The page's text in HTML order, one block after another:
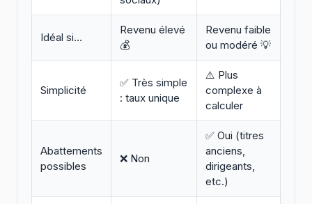
Idéal si…
Revenu élevé
💰
Revenu faible
ou modéré 💡
Simplicité
✅ Très simple
: taux unique
⚠️ Plus
complexe à
calculer
Abattements
possibles
❌ Non
✅ Oui (titres
anciens,
dirigeants,
etc.)